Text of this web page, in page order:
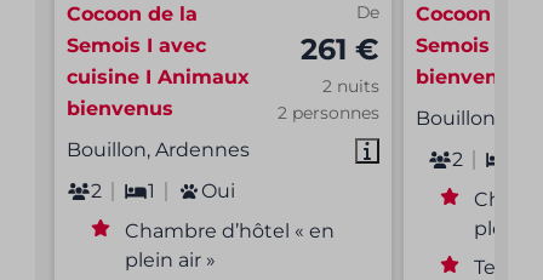
De
261 €
2 nuits
2 personnes
Cocoon de la
Semois I avec
cuisine I Animaux
bienvenus
Bouillon, Ardennes
2
1
Oui
Chambre d’hôtel « en
plein air »
Cocoon de
Semois |
bienvenus
Bouillon,
2
plein